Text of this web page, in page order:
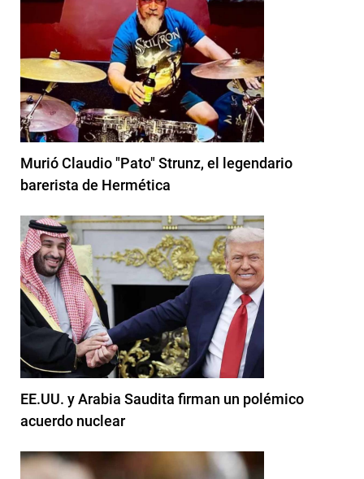
Murió Claudio "Pato" Strunz, el legendario
barerista de Hermética
EE.UU. y Arabia Saudita firman un polémico
acuerdo nuclear